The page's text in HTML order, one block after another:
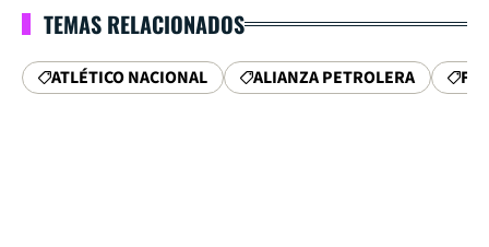
TEMAS RELACIONADOS
ATLÉTICO NACIONAL ALIANZA PETROLERA FPC